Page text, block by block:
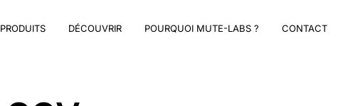
PRODUITS DÉCOUVRIR POURQUOI MUTE-LABS ? CONTACT